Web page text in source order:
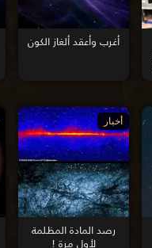
أغرب وأعقد ألغاز الكون
أخبار
رصد المادة المظلمة
لأول مرة !